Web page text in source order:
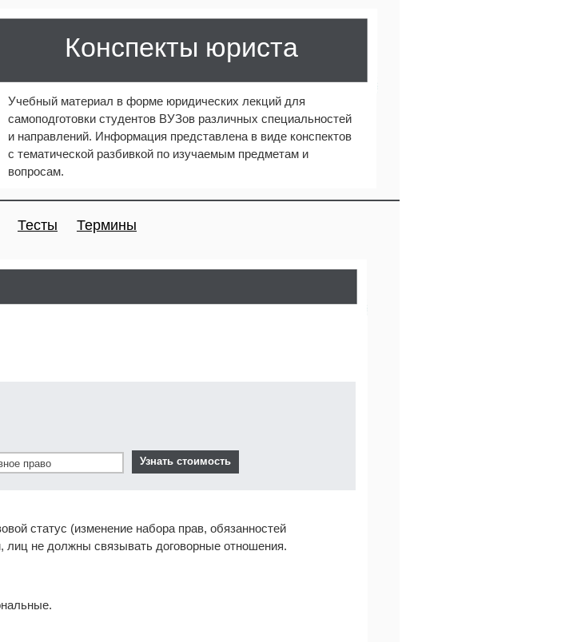
Конспекты юриста
Учебный материал в форме юридических лекций для
самоподготовки студентов ВУЗов различных специальностей
и направлений. Информация представлена в виде конспектов
с тематической разбивкой по изучаемым предметам и
вопросам.
Тесты Термины
статус (изменение набора прав, обязанностей
не должны связывать договорные отношения.